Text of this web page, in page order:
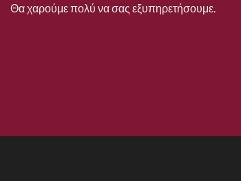
Θα χαρούμε πολύ να σας εξυπηρετήσουμε.